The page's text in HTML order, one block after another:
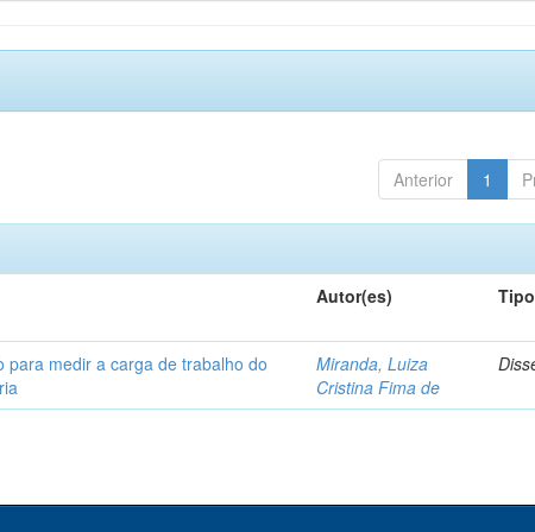
Anterior 1
Autor(es) Tipo
para medir a carga de trabalho do
Miranda, Luiza
Cristina Fima de